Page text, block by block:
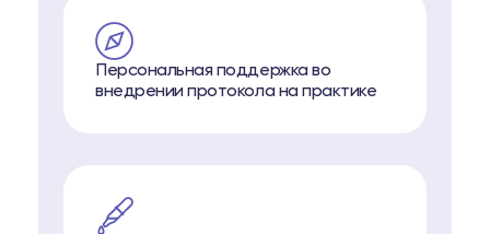
Персональная поддержка во
внедрении протокола на практике